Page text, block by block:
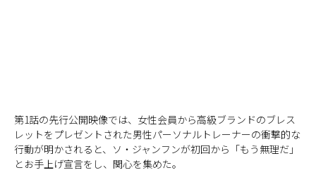
第1話の先行公開映像では、女性会員から高級ブランドのブレス
レットをプレゼントされた男性パーソナルトレーナーの衝撃的な
行動が明かされると、ソ・ジャンフンが初回から「もう無理だ」
とお手上げ宣言をし、関心を集めた。